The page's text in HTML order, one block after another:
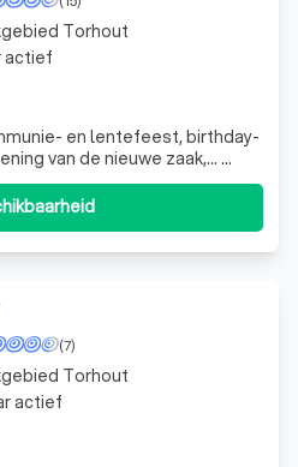
en lentefeest, birthday-
van de nieuwe zaak,…
verzorgen uw gasten met een
de grote honger.
Torhout
actief
(7)
Torhout
actief